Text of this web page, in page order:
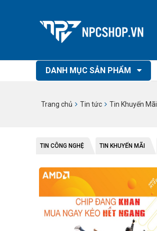
DANH MỤC SẢN PHẨM
Trang chủ Tin tức Tin Khuyến Mãi
TIN CÔNG NGHỆ TIN KHUYẾN MÃI